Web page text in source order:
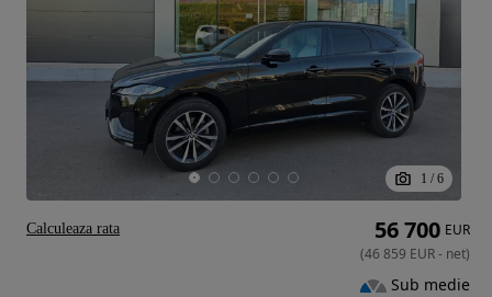
1 / 6
56 700 EUR
(46 859 EUR- net)
Sub medie
Calculeaza rata